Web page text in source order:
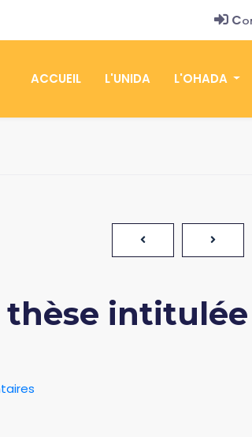
ACCUEIL L'UNIDA L'OHADA
thèse